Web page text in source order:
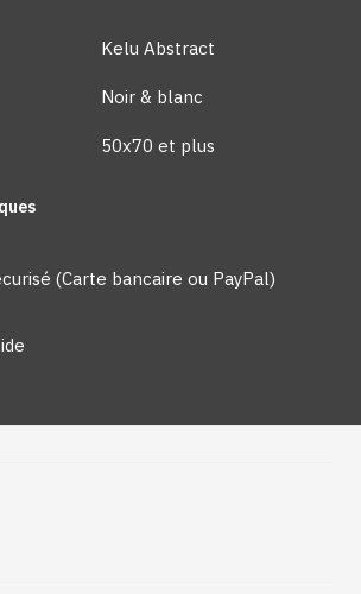
Kelu Abstract
Noir & blanc
50x70 et plus
(Carte bancaire ou PayPal)